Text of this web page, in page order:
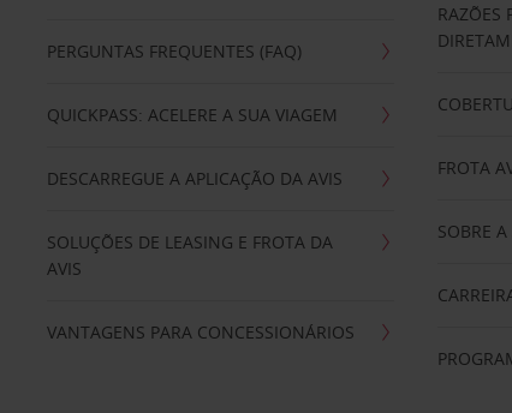
PERGUNTAS FREQUENTES (FAQ)
QUICKPASS: ACELERE A SUA VIAGEM
DESCARREGUE A APLICAÇÃO DA AVIS
SOLUÇÕES DE LEASING E FROTA DA
AVIS
VANTAGENS PARA CONCESSIONÁRIOS
RAZÕES
FROTA
SOBRE A